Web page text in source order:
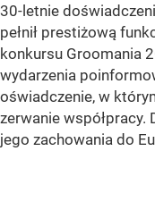
30-letnie
pełnił prestiżową
konkursu Groomania
wydarzenia
oświadczenie, w
zerwanie współpracy.
jego zachowania do